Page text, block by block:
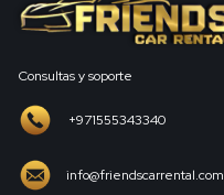
Consultas y soporte
+971555343340
info@friendscarrental.com